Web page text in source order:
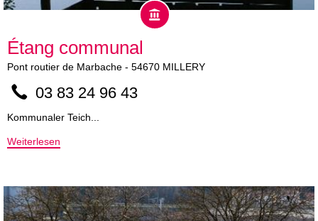
Étang communal
Pont routier de Marbache - 54670 MILLERY
03 83 24 96 43
Kommunaler Teich...
Weiterlesen